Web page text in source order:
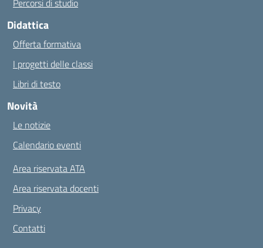
Percorsi di studio
Didattica
Offerta formativa
I progetti delle classi
Libri di testo
Novità
Le notizie
Calendario eventi
Area riservata ATA
Area riservata docenti
Privacy
Contatti